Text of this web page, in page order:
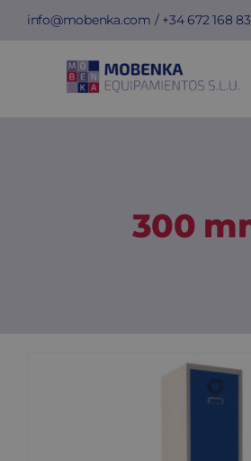
Skipinfo@mobenka.com / +34672 168
300